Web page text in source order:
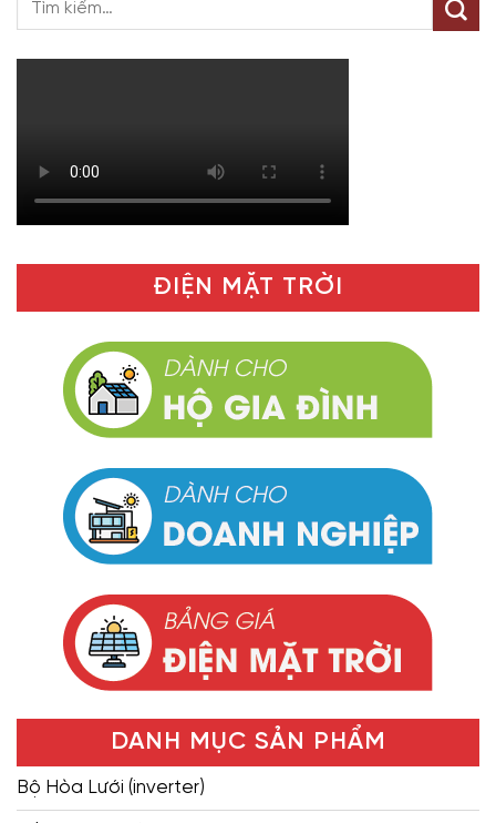
ĐIỆN MẶT TRỜI
DANH MỤC SẢN PHẨM
Bộ Hòa Lưới (inverter)